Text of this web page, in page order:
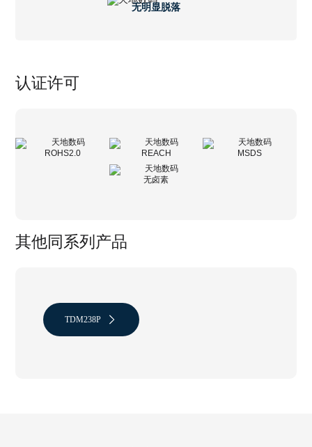
无明显脱落
认证许可
ROHS2.0 REACH MSDS
无卤素
其他同系列产品
TDM238P